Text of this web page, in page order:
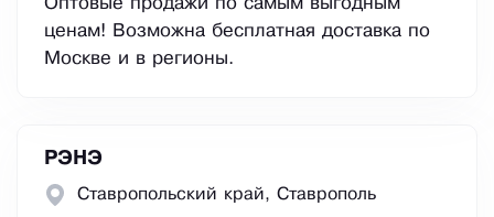
Оптовые продажи по самым выгодным
ценам! Возможна бесплатная доставка по
Москве и в регионы.
РЭНЭ
Ставропольский край, Ставрополь